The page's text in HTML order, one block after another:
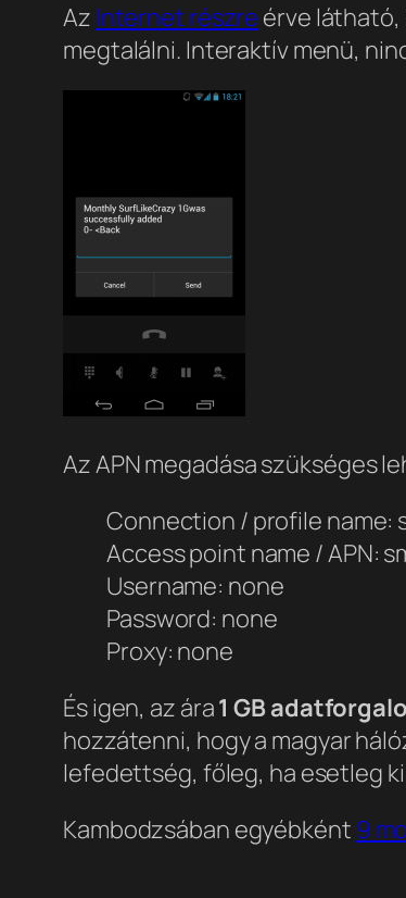
Az Internet részre érve látható,
megtalálni. Interaktív menü,
Az APN megadása szükséges
Connection / profile name:
Access point name / APN:
Username: none
Password: none
Proxy: none
És igen, az ára1 GB
hozzátenni, hogy a magyar
lefedettség, főleg, ha esetleg
Kambodzsában egyébként 9